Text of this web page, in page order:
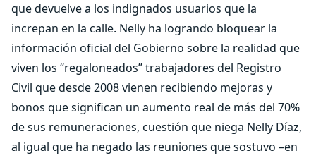
que devuelve a los indignados usuarios que la
increpan en la calle. Nelly ha logrando bloquear la
información oficial del Gobierno sobre la realidad que
viven los “regaloneados” trabajadores del Registro
Civil que desde 2008 vienen recibiendo mejoras y
bonos que significan un aumento real de más del 70%
de sus remuneraciones, cuestión que niega Nelly Díaz,
al igual que ha negado las reuniones que sostuvo –en